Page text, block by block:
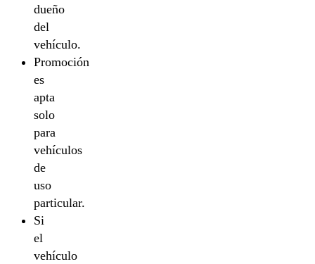
dueño
del
vehículo.
Promoción
es
apta
solo
para
vehículos
de
uso
particular.
Si
el
vehículo